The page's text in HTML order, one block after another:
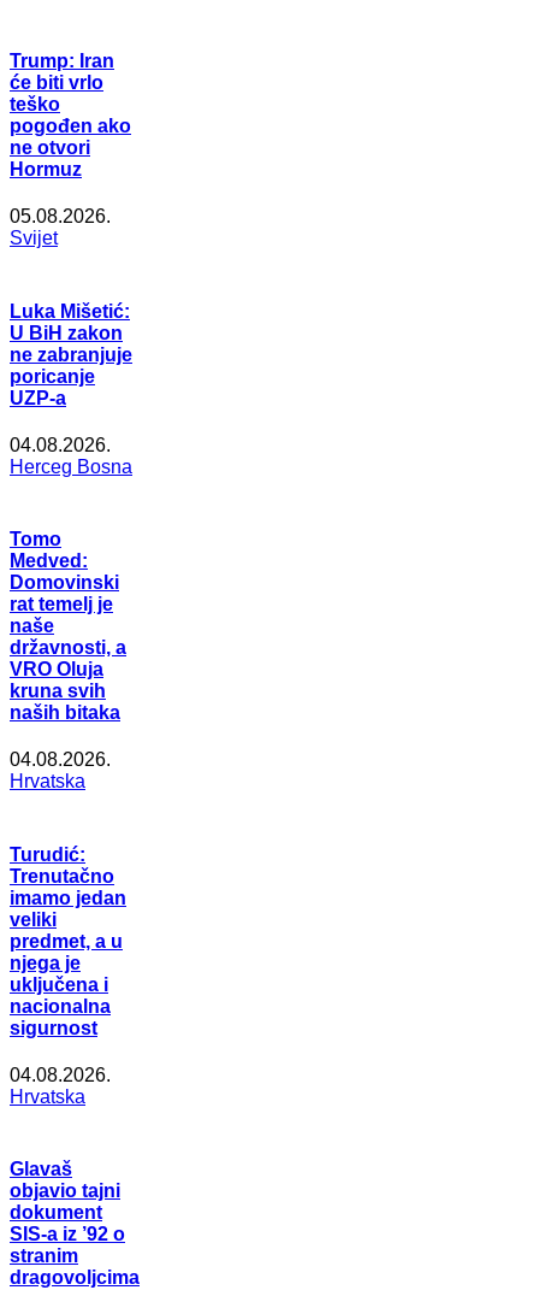
Trump: Iran
će biti vrlo
teško
pogođen ako
ne otvori
Hormuz
05.08.2026.
Svijet
Luka Mišetić:
U BiH zakon
ne zabranjuje
poricanje
UZP-a
04.08.2026.
Herceg Bosna
Tomo
Medved:
Domovinski
rat temelj je
naše
državnosti, a
VRO Oluja
kruna svih
naših bitaka
04.08.2026.
Hrvatska
Turudić:
Trenutačno
imamo jedan
veliki
predmet, a u
njega je
uključena i
nacionalna
sigurnost
04.08.2026.
Hrvatska
Glavaš
objavio tajni
dokument
SIS-a iz ’92 o
stranim
dragovoljcima